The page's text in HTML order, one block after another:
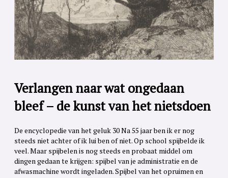
Verlangen naar wat ongedaan
bleef – de kunst van het nietsdoen
De encyclopedie van het geluk 30 Na 55 jaar ben ik er nog
steeds niet achter of ik lui ben of niet. Op school spijbelde ik
veel. Maar spijbelen is nog steeds en probaat middel om
dingen gedaan te krijgen: spijbel van je administratie en de
afwasmachine wordt ingeladen. Spijbel van het opruimen en